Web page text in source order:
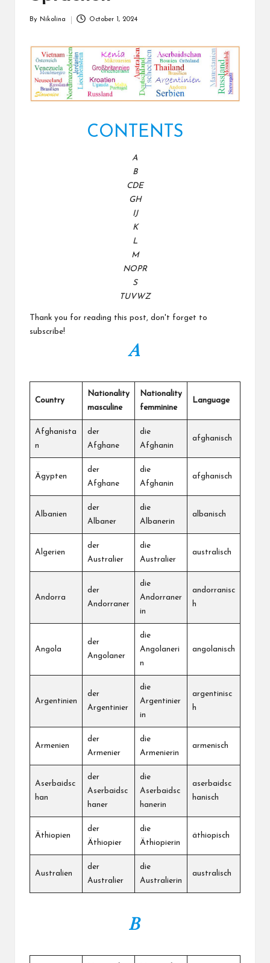
By Nikolina October 1, 2024
CONTENTS
A
B
CDE
GH
IJ
K
L
M
NOPR
S
TUVWZ
Thank you for reading this post, don't forget to
subscribe!
A
Country
Nationality
masculine
Nationality
femminine
Language
Afghanista
n
der
Afghane
die
Afghanin
afghanisch
Ägypten
der
Afghane
die
Afghanin
afghanisch
Albanien
der
Albaner
die
Albanerin
albanisch
Algerien
der
Australier
die
Australier
australisch
Andorra
der
Andorraner
die
Andorraner
in
andorranisc
h
Angola
der
Angolaner
die
Angolaneri
n
angolanisch
Argentinien
der
Argentinier
die
Argentinier
in
argentinisc
h
Armenien
der
Armenier
die
Armenierin
armenisch
Aserbaidsc
han
der
Aserbaidsc
haner
die
Aserbaidsc
hanerin
aserbaidsc
hanisch
Äthiopien
der
Äthiopier
die
Äthiopierin
äthiopisch
Australien
der
Australier
die
Australierin
australisch
B